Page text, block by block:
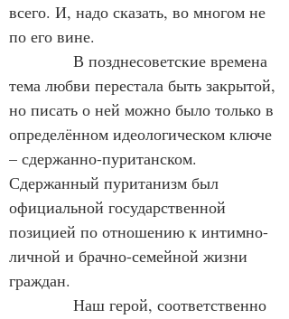
всего. И, надо сказать, во многом не
по его вине.
В позднесоветские времена
тема любви перестала быть закрытой,
но писать о ней можно было только в
определённом идеологическом ключе
– сдержанно-пуританском.
Сдержанный пуританизм был
официальной государственной
позицией по отношению к интимно-
личной и брачно-семейной жизни
граждан.
Наш герой, соответственно